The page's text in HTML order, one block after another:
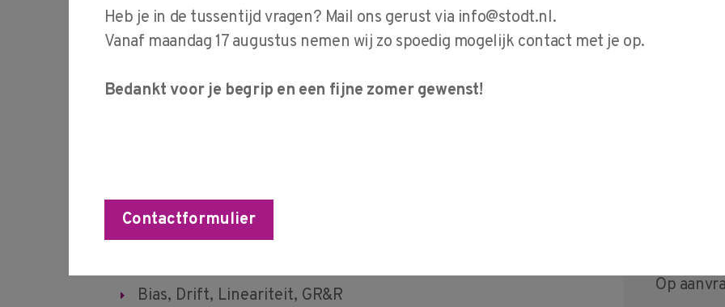
mogelijkheid om meetspreiding met
diverse technieken te analyseren, variërend
van eenvoudig tot complex, om vervolgens
Inhoud Cursus MSA vervolg
Bias, Drift, Lineariteit, GR&R
Op
Heb je in de tussentijd vragen? Mail ons gerust via info@stodt.nl.
Vanaf maandag 17 augustus nemen wij zo spoedig mogelijk contact met je op.
Bedankt voor je begrip en een fijne zomer gewenst!
Contactformulier